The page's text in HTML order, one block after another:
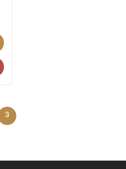
3